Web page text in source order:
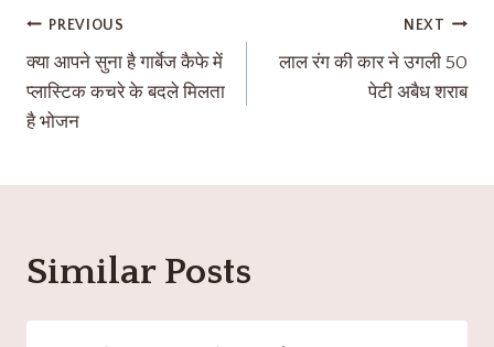
PREVIOUS
क्या आपने सुना है गार्बेज कैफे में
प्लास्टिक कचरे के बदले मिलता
है भोजन
NEXT
लाल रंग की कार ने उगली 50
पेटी अबैध शराब
Similar Posts